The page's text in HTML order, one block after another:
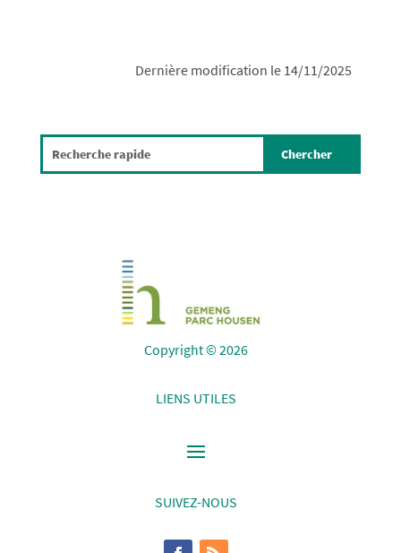
Dernière modification le 14/11/2025
Copyright © 2026
LIENS UTILES
SUIVEZ-NOUS